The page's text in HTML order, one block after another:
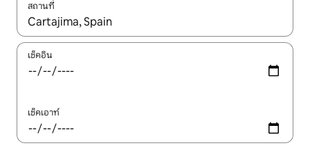
สถานที่
ใช้ลูกศรขึ้นลง หรือใช้การสัมผัสหรือปัด เพื่อสำรวจผลการค้นหา
เช็คอิน
เช็คเอาท์